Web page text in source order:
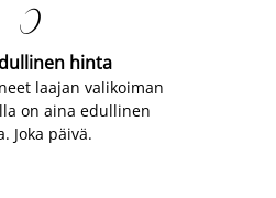

hinta
laajan valikoiman
on aina edullinen
Joka päivä.